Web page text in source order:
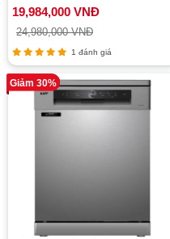
19,984,000 VNĐ
24,980,000 VNĐ
1 đánh giá
Giảm 30%